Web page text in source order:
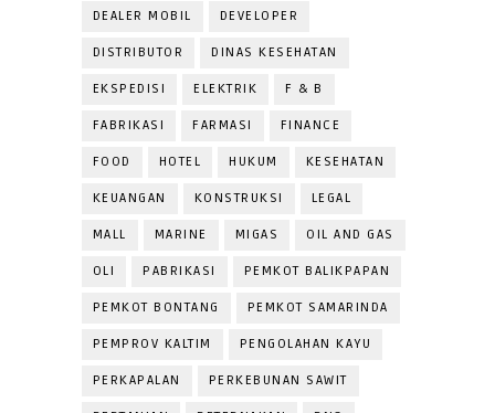
DEALER MOBIL DEVELOPER
DISTRIBUTOR DINAS KESEHATAN
EKSPEDISI ELEKTRIK F & B
FABRIKASI FARMASI FINANCE
FOOD HOTEL HUKUM KESEHATAN
KEUANGAN KONSTRUKSI LEGAL
MALL MARINE MIGAS OIL AND GAS
OLI PABRIKASI PEMKOT BALIKPAPAN
PEMKOT BONTANG PEMKOT SAMARINDA
PEMPROV KALTIM PENGOLAHAN KAYU
PERKAPALAN PERKEBUNAN SAWIT